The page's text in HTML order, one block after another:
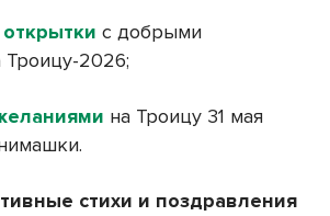
с добрыми
2026;
на Троицу 31 мая
стихи и поздравления